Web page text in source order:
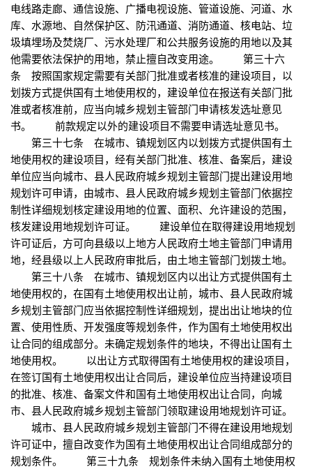
电线路走廊、通信设施、广播电视设施、管道设施、河道、水
库、水源地、自然保护区、防汛通道、消防通道、核电站、垃
圾填埋场及焚烧厂、污水处理厂和公共服务设施的用地以及其
他需要依法保护的用地，禁止擅自改变用途。 第三十六
条 按照国家规定需要有关部门批准或者核准的建设项目，以
划拨方式提供国有土地使用权的，建设单位在报送有关部门批
准或者核准前，应当向城乡规划主管部门申请核发选址意见
书。 前款规定以外的建设项目不需要申请选址意见书。
第三十七条 在城市、镇规划区内以划拨方式提供国有土
地使用权的建设项目，经有关部门批准、核准、备案后，建设
单位应当向城市、县人民政府城乡规划主管部门提出建设用地
规划许可申请，由城市、县人民政府城乡规划主管部门依据控
制性详细规划核定建设用地的位置、面积、允许建设的范围，
核发建设用地规划许可证。 建设单位在取得建设用地规划
许可证后，方可向县级以上地方人民政府土地主管部门申请用
地，经县级以上人民政府审批后，由土地主管部门划拨土地。
第三十八条 在城市、镇规划区内以出让方式提供国有土
地使用权的，在国有土地使用权出让前，城市、县人民政府城
乡规划主管部门应当依据控制性详细规划，提出出让地块的位
置、使用性质、开发强度等规划条件，作为国有土地使用权出
让合同的组成部分。未确定规划条件的地块，不得出让国有土
地使用权。 以出让方式取得国有土地使用权的建设项目，
在签订国有土地使用权出让合同后，建设单位应当持建设项目
的批准、核准、备案文件和国有土地使用权出让合同，向城
市、县人民政府城乡规划主管部门领取建设用地规划许可证。
城市、县人民政府城乡规划主管部门不得在建设用地规划
许可证中，擅自改变作为国有土地使用权出让合同组成部分的
规划条件。 第三十九条 规划条件未纳入国有土地使用权